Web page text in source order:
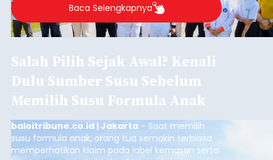
Baca Selengkapnya
Salah Pilih Sejak Awal? Kenali
Dulu Sumber Susu Sebelum
Memilih Susu Formula Anak
baloitribune.co.id | Jakarta - Saat memilih
susu formula anak, orang tua semakin terbiasa
memperhatikan klaim pada label kemasan serta